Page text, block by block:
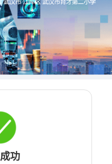
功